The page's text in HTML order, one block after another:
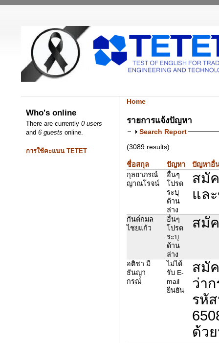
Who's online
There are currently0 users
and6 guests online.
การใช้คะแนน TETET
Home
รายการแจ้งปัญหา
Search Report
(3089 results)
ชื่อสกุล ปัญหา
ปัญหาอื่
กุลยาภรณ์
ญาณโรจน์
อื่นๆ
โปรด
ระบุ
ด้าน
ล่าง
สมั
แล
กันต์กมล
ไชยแก้ว
อื่นๆ
โปรด
ระบุ
ด้าน
ล่าง
สมั
อติชา มี
ธันญา
กรณ์
ไม่ได้
รับ E-
mail
ยืนยัน
สมั
ว่า
รหั
ด้ว